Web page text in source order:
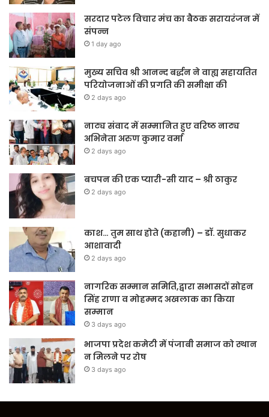
सरदार पटेल विचार मंच का बैठक सरायरंजन में
संपन्न
1 day ago
मुख्य सचिव श्री आनन्द बर्द्धन ने वाह्य सहायतित
परियोजनाओं की प्रगति की समीक्षा की
2 days ago
नाट्य संवाद में सम्मानित हुए वरिष्ठ नाट्य
अभिनेता अरुण कुमार वर्मा
2 days ago
बचपन की एक प्यारी-सी याद – श्री ठाकुर
2 days ago
काश… तुम साथ होते (कहानी) – डॉ. सुधाकर
आशावादी
2 days ago
नागरिक सम्मान समिति,द्वारा सभासदों सोहन
सिंह राणा व मोहम्मद अखलाक का किया
सम्मान
3 days ago
भाजपा प्रदेश कमेटी में पंजाबी समाज को स्थान
न मिलने पर रोष
3 days ago